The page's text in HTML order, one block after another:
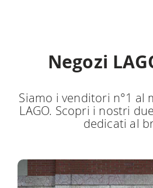
Negozi
Siamo i venditori n°1 al
LAGO. Scopri i nostri
dedicati al